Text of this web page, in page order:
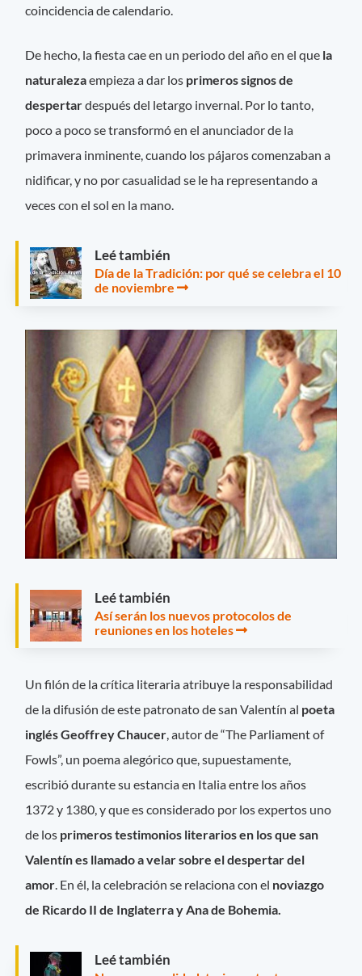
coincidencia de calendario.
De hecho, la fiesta cae en un periodo del año en el que la
naturalezaempieza a dar los primeros signos de
despertardespués del letargo invernal. Por lo tanto,
poco a poco se transformó en el anunciador de la
primavera inminente, cuando los pájaros comenzaban a
nidificar, y no por casualidad se le ha representando a
veces con el sol en la mano.
Leé también
Día de la Tradición: por qué se celebra el 10
de noviembre
Leé también
Así serán los nuevos protocolos de
reuniones en los hoteles
Un filón de la crítica literaria atribuye la responsabilidad
de la difusión de este patronato de san Valentín al poeta
inglés Geoffrey Chaucer , autor de “The Parliament of
Fowls”, un poema alegórico que, supuestamente,
escribió durante su estancia en Italia entre los años
1372 y 1380, y que es considerado por los expertos uno
de los primeros testimonios literarios en los que san
Valentín es llamado a velar sobre el despertar del
amor . En él, la celebración se relaciona con el noviazgo
de Ricardo II de Inglaterra y Ana de Bohemia.
Leé también